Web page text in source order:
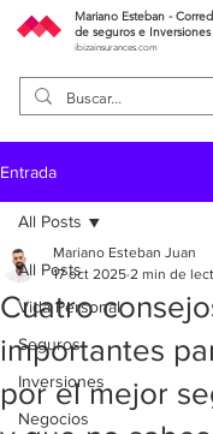
Mariano Esteban -
de seguros e Inversiones
ibizainsurances.com
Entrada
All Posts
Vida Personal
Seguros
Inversiones
Negocios
All Posts
Cuatro
importantes
por el mejor
Mariano Esteban Juan
17 oct 2025 2 min de